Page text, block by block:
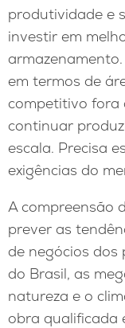
produtividade e
investir em
em termos de
competitivo fora
continuar
escala. Precisa
exigências do
A compreensão
prever as
de negócios dos
do Brasil, as
natureza e o
obra qualificada